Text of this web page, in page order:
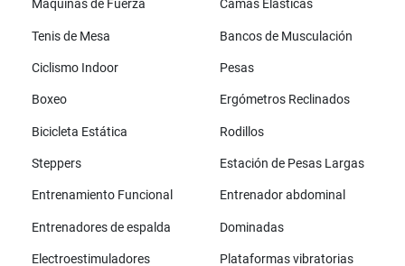
Máquinas de Fuerza Camas Elásticas
Tenis de Mesa Bancos de Musculación
Ciclismo Indoor Pesas
Boxeo Ergómetros Reclinados
Bicicleta Estática Rodillos
Steppers Estación de Pesas Largas
Entrenamiento Funcional Entrenador abdominal
Entrenadores de espalda Dominadas
Electroestimuladores Plataformas vibratorias